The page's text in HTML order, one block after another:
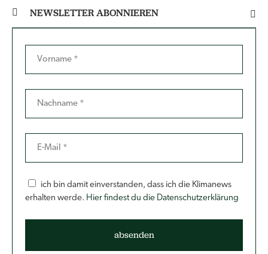
NEWSLETTER ABONNIEREN
ich bin damit einverstanden, dass ich die Klimanews
erhalten werde. Hier findest du die Datenschutzerklärung